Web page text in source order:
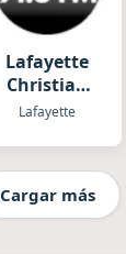
Lafayette
Christian
Talk Radio
Lafayette
Cargar más